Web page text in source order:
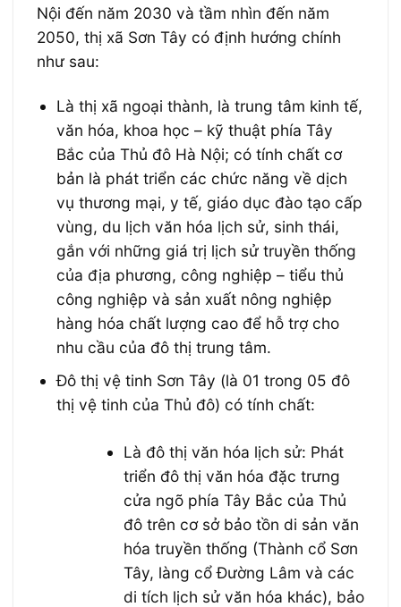
Nội đến năm 2030 và tầm nhìn đến năm
2050, thị xã Sơn Tây có định hướng chính
như sau:
Là thị xã ngoại thành, là trung tâm kinh tế,
văn hóa, khoa học – kỹ thuật phía Tây
Bắc của Thủ đô Hà Nội; có tính chất cơ
bản là phát triển các chức năng về dịch
vụ thương mại, y tế, giáo dục đào tạo cấp
vùng, du lịch văn hóa lịch sử, sinh thái,
gắn với những giá trị lịch sử truyền thống
của địa phương, công nghiệp–tiểu thủ
công nghiệp và sản xuất nông nghiệp
hàng hóa chất lượng cao để hỗ trợ cho
nhu cầu của đô thị trung tâm.
Đô thịvệ tinh Sơn Tây (là 01 trong 05 đô
thị vệ tinh của Thủ đô) có tính chất:
Là đô thị văn hóa lịch sử: Phát
triển đô thị văn hóa đặc trưng
cửa ngõ phía Tây Bắc của Thủ
đô trên cơ sở bảo tồn di sản văn
hóa truyền thống (Thành cổ Sơn
Tây, làng cổĐường Lâm và các
di tích lịch sử văn hóa khác), bảo